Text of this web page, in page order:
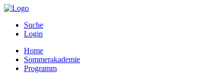
Suche
Login
Home
Sommerakademie
Programm